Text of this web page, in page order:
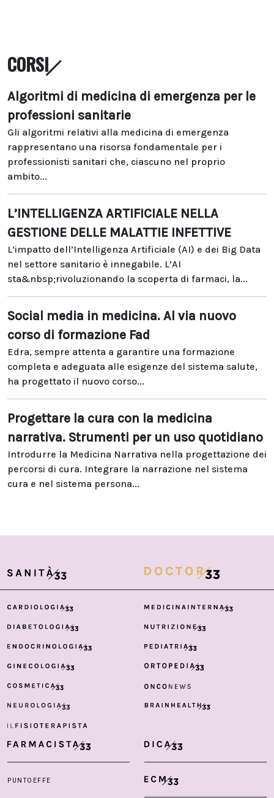
CORSI
Algoritmi di medicina di emergenza per le
professioni sanitarie
Gli algoritmi relativi alla medicina di emergenza
rappresentano una risorsa fondamentale per i
professionisti sanitari che, ciascuno nel proprio
ambito...
L’INTELLIGENZA ARTIFICIALE NELLA
GESTIONE DELLE MALATTIE INFETTIVE
L’impatto dell’Intelligenza Artificiale (AI) e dei Big Data
nel settore sanitario è innegabile. L’AI
sta&nbsp;rivoluzionando la scoperta di farmaci, la...
Social media in medicina. Al via nuovo
corso di formazione Fad
Edra, sempre attenta a garantire una formazione
completa e adeguata alle esigenze del sistema salute,
ha progettato il nuovo corso...
Progettare la cura con la medicina
narrativa. Strumenti per un uso quotidiano
Introdurre la Medicina Narrativa nella progettazione dei
percorsi di cura. Integrare la narrazione nel sistema
cura e nel sistema persona...